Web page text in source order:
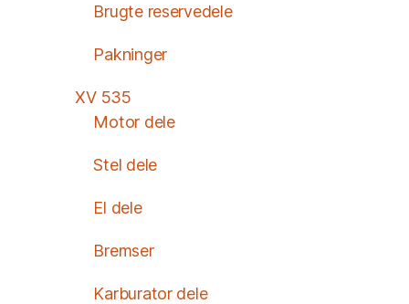
Brugte reservedele
Pakninger
XV 535
Motor dele
Stel dele
El dele
Bremser
Karburator dele